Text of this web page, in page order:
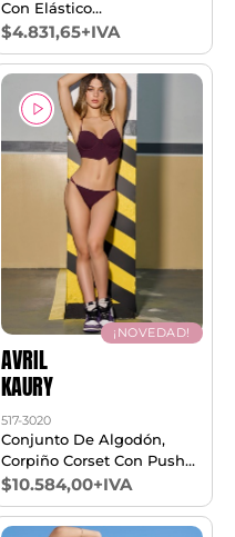
Con Elástico
Personalizado. T1/4
$4.831,65+IVA
¡NOVEDAD!
AVRIL
KAURY
517-3020
Conjunto De Algodón,
Corpiño Corset Con Push
Up Y Cola Less. T85/100
$10.584,00+IVA